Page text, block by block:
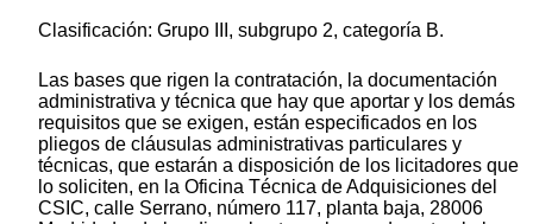
Clasificación: Grupo III, subgrupo 2, categoría B.
Las bases que rigen la contratación, la documentación
administrativa y técnica que hay que aportar y los demás
requisitos que se exigen, están especificados en los
pliegos de cláusulas administrativas particulares y
técnicas, que estarán a disposición de los licitadores que
lo soliciten, en la Oficina Técnica de Adquisiciones del
CSIC, calle Serrano, número 117, planta baja, 28006